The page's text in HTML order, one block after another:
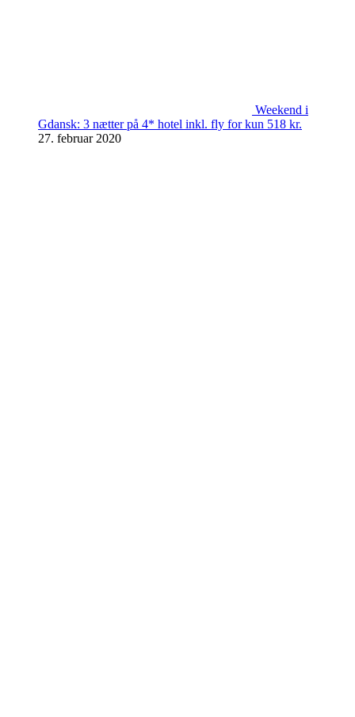
Weekend i
Gdansk: 3 nætter på 4* hotel inkl. fly for kun 518 kr.
27. februar 2020